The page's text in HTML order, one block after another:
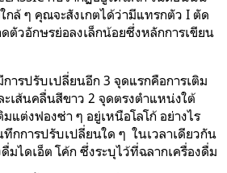
กล้ ๆ คุณจะสังเกตได้ว่ามีแทรกตัว I ตัด
ตัวอักษรย่อลงเล็กน้อยซึ่งหลักการเขียน
ารปรับเปลี่ยนอีก 3 จุดแรกคือการเติม
เส้นคลื่นสีขาว 2 จุดตรงตำแหน่งใต้
แต่งฟองซ่า ๆ อยู่เหนือโลโก้ อย่างไร
กการปรับเปลี่ยนใด ๆ ในเวลาเดียวกัน
มไดเอ็ต โค้ก ซึ่งระบุไว้ที่ฉลากเครื่องดื่ม